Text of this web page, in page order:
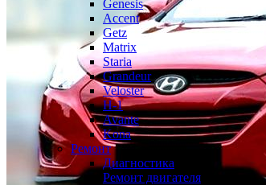
Genesis
Accent
Getz
Matrix
Staria
Grandeur
Veloster
H-1
Avante
Kona
Ремонт
Диагностика
Ремонт двигателя